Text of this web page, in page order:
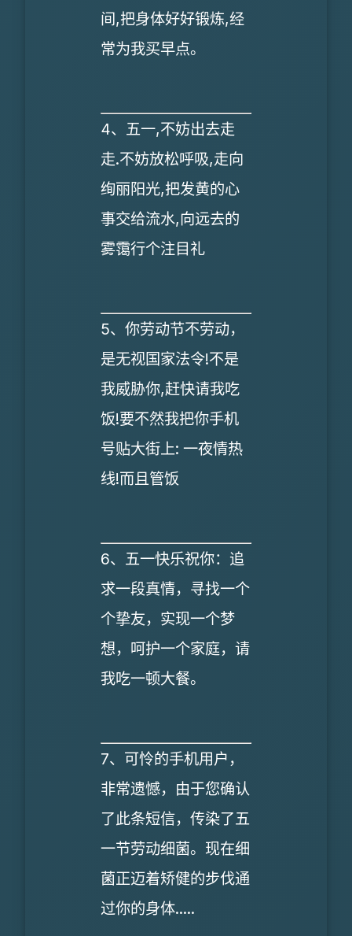
间,把身体好好锻炼,经
常为我买早点。
4、五一,不妨出去走
走.不妨放松呼吸,走向
绚丽阳光,把发黄的心
事交给流水,向远去的
雾霭行个注目礼
5、你劳动节不劳动，
是无视国家法令!不是
我威胁你,赶快请我吃
饭!要不然我把你手机
号贴大街上: 一夜情热
线!而且管饭
6、五一快乐祝你：追
求一段真情，寻找一个
个挚友，实现一个梦
想，呵护一个家庭，请
我吃一顿大餐。
7、可怜的手机用户，
非常遗憾，由于您确认
了此条短信，传染了五
一节劳动细菌。现在细
菌正迈着矫健的步伐通
过你的身体.....